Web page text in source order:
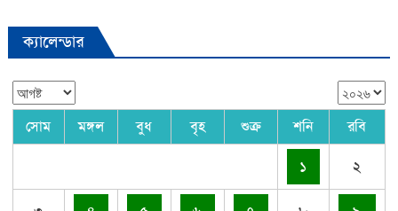
ক্যালেন্ডার
সোম মঙ্গল বুধ বৃহ শুক্র শনি রবি
১ ২